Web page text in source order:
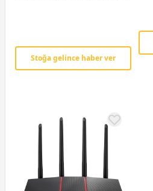
Stoğa gelince haber ver